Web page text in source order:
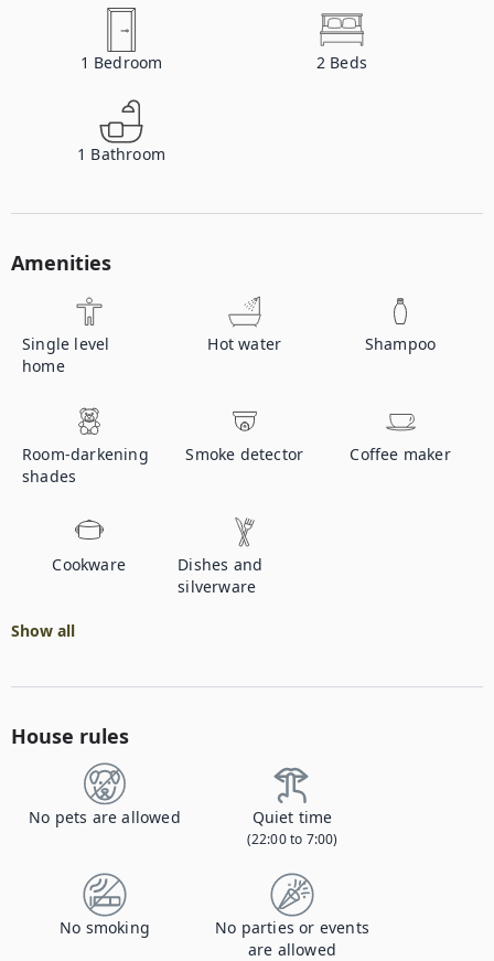
1 Bedroom 2 Beds
1 Bathroom
Amenities
Single level
home
Hot water Shampoo
Room-darkening
shades
Smoke detector Coffee maker
Cookware
Dishes and
silverware
Show all
House rules
No pets are allowed Quiet time
(22:00 to 7:00)
No smoking
No parties or events
are allowed